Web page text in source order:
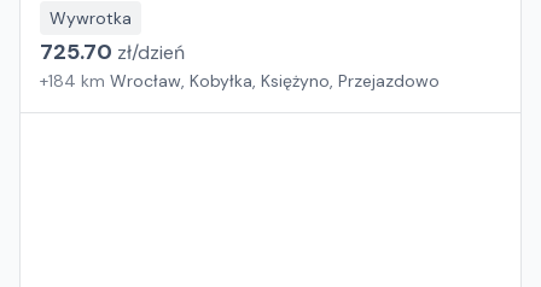
Wywrotka
725.70 zł/dzień
+184 km Wrocław, Kobyłka, Księżyno, Przejazdowo